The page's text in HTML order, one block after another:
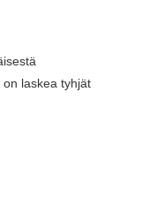
laskea tyhjät